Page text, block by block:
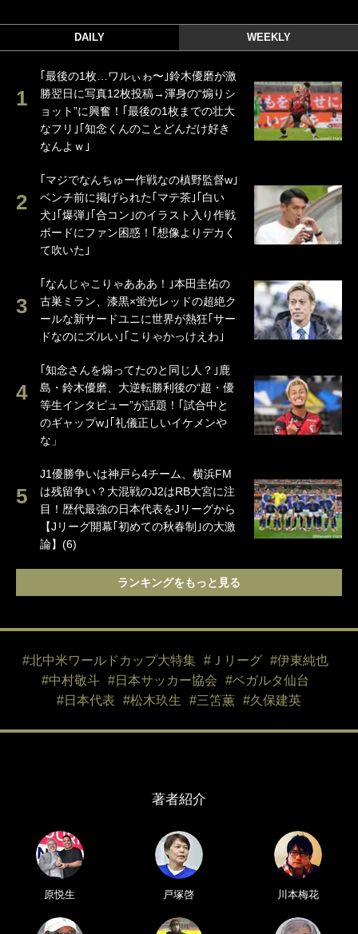
DAILY WEEKLY
｢最後の1枚…ワルぃゎ〜｣鈴木優磨が激
勝翌日に写真12枚投稿→渾身の“煽りシ
ョット”に興奮！｢最後の1枚までの壮大
なフリ｣｢知念くんのことどんだけ好き
なんよｗ｣
｢マジでなんちゅー作戦なの槙野監督w｣
ベンチ前に掲げられた｢マテ茶｣｢白い
犬｣｢爆弾｣｢合コン｣のイラスト入り作戦
ボードにファン困惑！｢想像よりデカく
て吹いた｣
｢なんじゃこりゃあああ！｣本田圭佑の
古巣ミラン、漆黒×蛍光レッドの超絶ク
ールな新サードユニに世界が熱狂｢サー
ドなのにズルい｣｢こりゃかっけえわ｣
｢知念さんを煽ってたのと同じ人？｣鹿
島・鈴木優磨、大逆転勝利後の“超・優
等生インタビュー”が話題！｢試合中と
のギャップw｣｢礼儀正しいイケメンや
な」
J1優勝争いは神戸ら4チーム、横浜FM
は残留争い？大混戦のJ2はRB大宮に注
目！歴代最強の日本代表をJリーグから
【Jリーグ開幕｢初めての秋春制｣の大激
論】(6)
ランキングをもっと見る
#北中米ワールドカップ大特集 #Ｊリーグ
#伊東純也
#中村敬斗
#日本サッカー協会
#ベガルタ仙台
#日本代表
#松木玖生 #三笘薫 #久保建英
著者紹介
原悦生 戸塚啓 川本梅花